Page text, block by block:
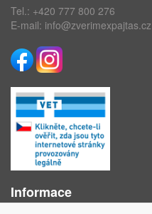
Tel.: +420 777 800 276
E-mail: info@zverimexpajtas.cz
Informace